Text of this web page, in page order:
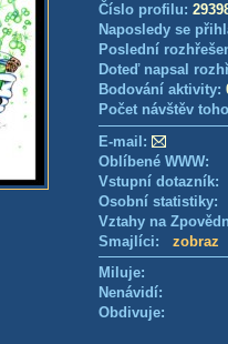
Číslo profilu:
Naposledy se
Poslední
Doteď napsal
Bodování aktivity:
Počet návštěv
E-mail:
Oblíbené WWW:
Vstupní
Osobní
Vztahy na
Smajlíci: zobraz
Miluje:
Nenávidí:
Obdivuje: